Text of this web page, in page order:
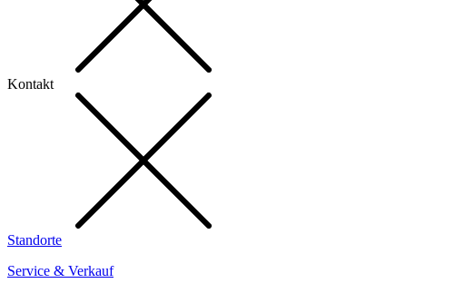
Kontakt
Standorte
Service & Verkauf